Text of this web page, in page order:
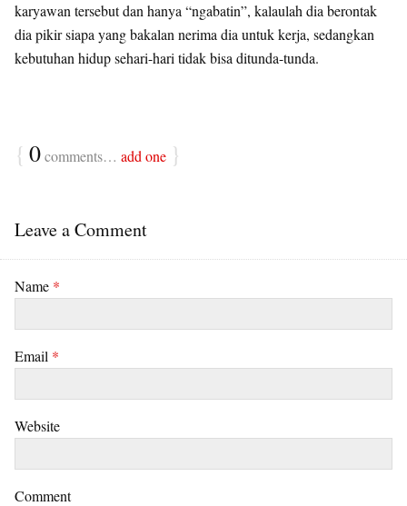
karyawan tersebut dan hanya “ngabatin”, kalaulah dia berontak
dia pikir siapa yang bakalan nerima dia untuk kerja, sedangkan
kebutuhan hidup sehari-hari tidak bisa ditunda-tunda.
{ 0comments… add one }
Leave a Comment
Name *
Email *
Website
Comment